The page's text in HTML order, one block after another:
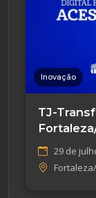
Inovação
TJ-
29 de